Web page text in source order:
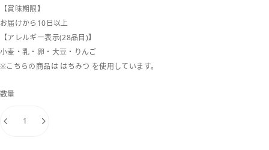
【賞味期限】
お届けから10日以上
【アレルギー表示(28品目)】
小麦・乳・卵・大豆・りんご
※こちらの商品は はちみつ を使用しています。
数量